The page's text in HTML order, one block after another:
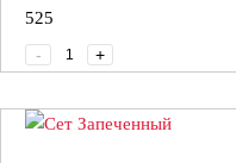
525
-
+